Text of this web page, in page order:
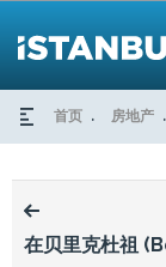
首页 房地产
在贝里克杜祖